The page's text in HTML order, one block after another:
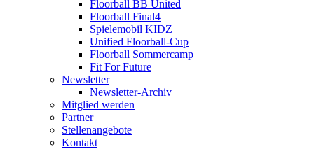
Floorball BB United
Floorball Final4
Spielemobil KIDZ
Unified Floorball-Cup
Floorball Sommercamp
Fit For Future
Newsletter
Newsletter-Archiv
Mitglied werden
Partner
Stellenangebote
Kontakt